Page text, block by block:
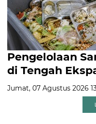
Pengelolaan
di Tengah
Jumat, 07 Agustus 2026